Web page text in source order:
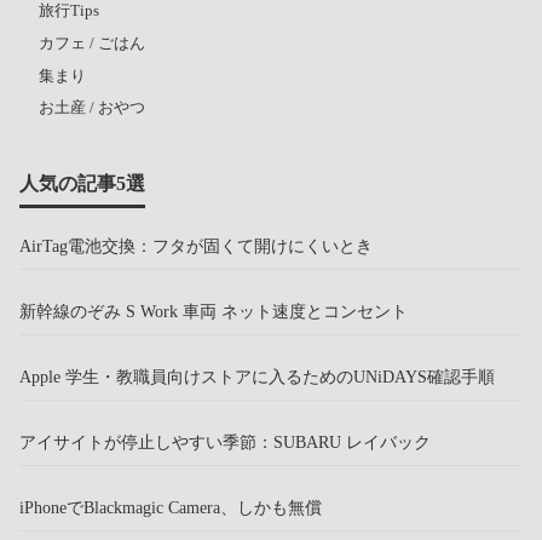
旅行Tips
カフェ / ごはん
集まり
お土産 / おやつ
人気の記事5選
AirTag電池交換：フタが固くて開けにくいとき
新幹線のぞみ S Work 車両 ネット速度とコンセント
Apple 学生・教職員向けストアに入るためのUNiDAYS確認手順
アイサイトが停止しやすい季節：SUBARU レイバック
iPhoneでBlackmagic Camera、しかも無償